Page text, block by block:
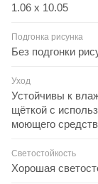
1.06 x 10.05
Подгонка рисунка
Без подгонки
Уход
Устойчивы к
щёткой с
моющего
Светостойкость
Хорошая